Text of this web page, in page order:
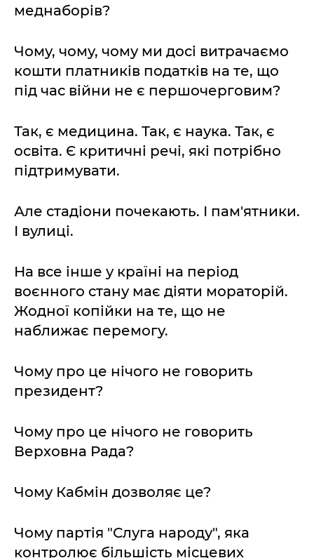
меднаборів?
Чому, чому, чому ми досі витрачаємо
кошти платників податків на те, що
під час війни не є першочерговим?
Так, є медицина. Так, є наука. Так, є
освіта. Є критичні речі, які потрібно
підтримувати.
Але стадіони почекають. І пам'ятники.
І вулиці.
На все інше у країні на період
воєнного стану має діяти мораторій.
Жодної копійки на те, що не
наближає перемогу.
Чому про це нічого не говорить
президент?
Чому про це нічого не говорить
Верховна Рада?
Чому Кабмін дозволяє це?
Чому партія "Слуга народу", яка
контролює більшість місцевих